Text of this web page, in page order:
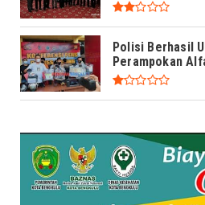
Polisi Berhasil
Perampokan